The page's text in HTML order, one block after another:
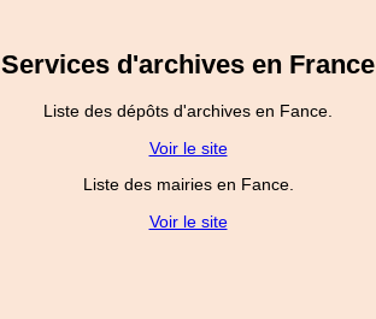
Services d'archives en France
Liste des dépôts d'archives en Fance.
Voir le site
Liste des mairies en Fance.
Voir le site